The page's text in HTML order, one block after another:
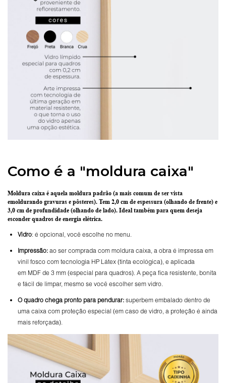
Como é a "moldura caixa"
Moldura caixa é aquela moldura padrão (a mais comum de ser vista
emoldurando gravuras e pôsteres). Tem 2,0 cm de espessura (olhando de frente) e
3,0 cm de profundidade (olhando de lado). Ideal também para quem deseja
esconder quadros de energia elétrica.
Vidro: é opcional, você escolhe no menu.
Impressão: ao ser comprada com moldura caixa, a obra é impressa em
vinil fosco com tecnologia HP Látex (tinta ecológica), e aplicada
em MDF de 3 mm (especial para quadros). A peça fica resistente, bonita
e fácil de limpar, mesmo se você escolher sem vidro.
Oquadro chega pronto para pendurar: superbem embalado dentro de
uma caixa com proteção especial (em caso de vidro, a proteção é ainda
mais reforçada).